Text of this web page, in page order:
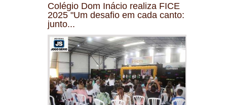
Colégio Dom Inácio realiza FICE
2025 "Um desafio em cada canto:
junto...